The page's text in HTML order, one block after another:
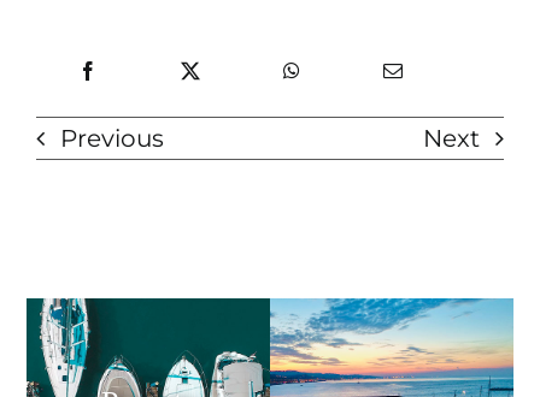
Previous Next